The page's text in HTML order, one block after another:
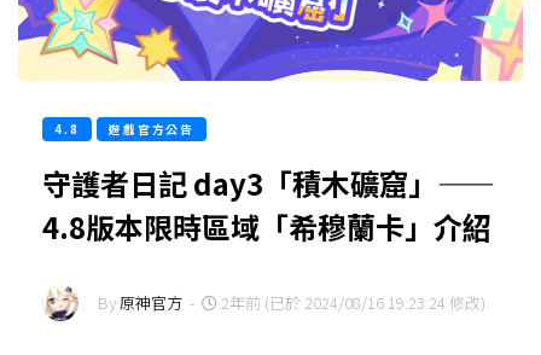
4.8 遊戲官方公告
守護者日記 day3「積木礦窟」——
4.8版本限時區域「希穆蘭卡」介紹
By原神官方 - 2年前 (已於 2024/08/16 19:23:24 修改)